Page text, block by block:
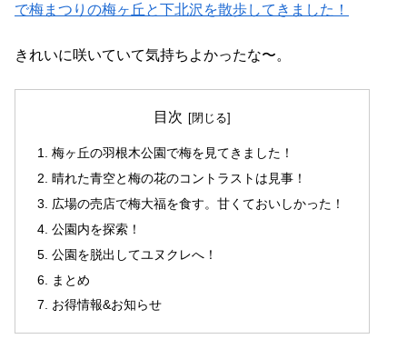
で梅まつりの梅ヶ丘と下北沢を散歩してきました！
きれいに咲いていて気持ちよかったな〜。
目次
梅ヶ丘の羽根木公園で梅を見てきました！
晴れた青空と梅の花のコントラストは見事！
広場の売店で梅大福を食す。甘くておいしかった！
公園内を探索！
公園を脱出してユヌクレへ！
まとめ
お得情報&お知らせ